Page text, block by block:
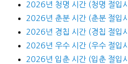
2026년 청명 시간 (청명 절입
2026년 춘분 시간 (춘분 절입
2026년 경칩 시간 (경칩 절입
2026년 우수 시간 (우수 절입
2026년 입춘 시간 (입춘 절입